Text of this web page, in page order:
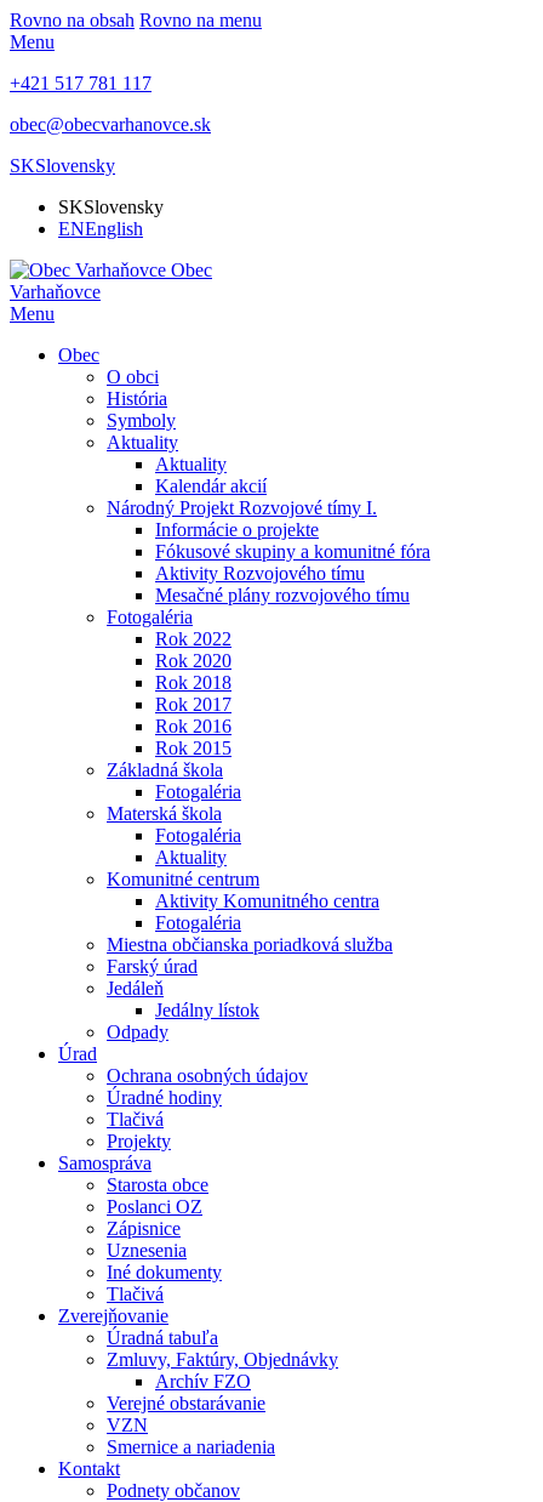
Rovno na obsah Rovno na menu
Menu
+421 517 781 117
obec@obecvarhanovce.sk
SKSlovensky
SKSlovensky
ENEnglish
Obec
Varhaňovce
Menu
Obec
O obci
História
Symboly
Aktuality
Aktuality
Kalendár akcií
Národný Projekt Rozvojové tímy I.
Informácie o projekte
Fókusové skupiny a komunitné fóra
Aktivity Rozvojového tímu
Mesačné plány rozvojového tímu
Fotogaléria
Rok 2022
Rok 2020
Rok 2018
Rok 2017
Rok 2016
Rok 2015
Základná škola
Fotogaléria
Materská škola
Fotogaléria
Aktuality
Komunitné centrum
Aktivity Komunitného centra
Fotogaléria
Miestna občianska poriadková služba
Farský úrad
Jedáleň
Jedálny lístok
Odpady
Úrad
Ochrana osobných údajov
Úradné hodiny
Tlačivá
Projekty
Samospráva
Starosta obce
Poslanci OZ
Zápisnice
Uznesenia
Iné dokumenty
Tlačivá
Zverejňovanie
Úradná tabuľa
Zmluvy, Faktúry, Objednávky
Archív FZO
Verejné obstarávanie
VZN
Smernice a nariadenia
Kontakt
Podnety občanov